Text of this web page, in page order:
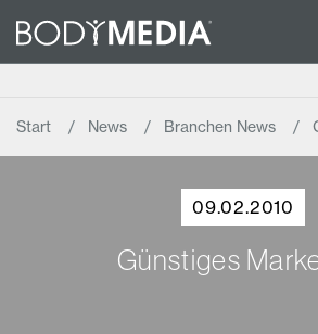
Start News Branchen News
09.02.2010
Günstiges